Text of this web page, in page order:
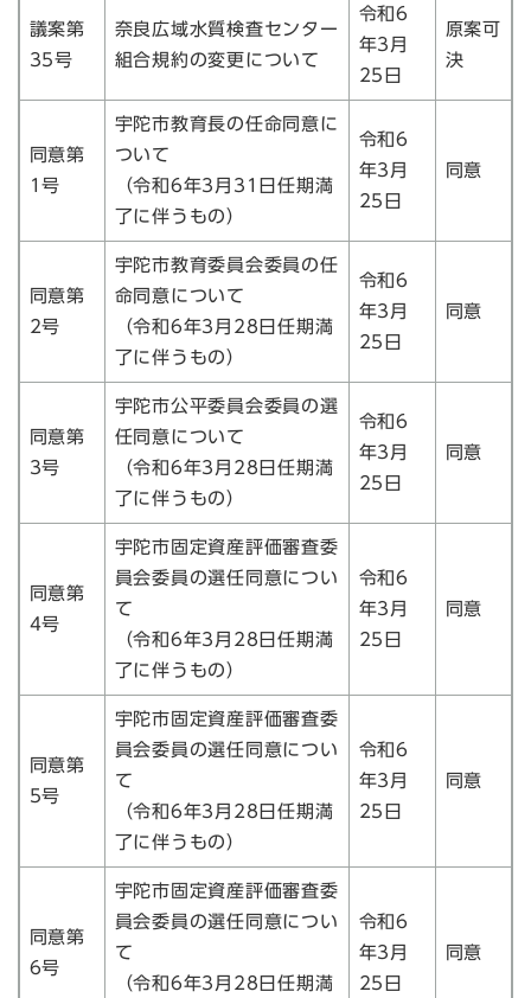
議案第
35号
奈良広域水質検査センター
組合規約の変更について
令和6
年3月
25日
原案可
決
同意第
1号
宇陀市教育長の任命同意に
ついて
（令和6年3月31日任期満
了に伴うもの）
令和6
年3月
25日
同意
同意第
2号
宇陀市教育委員会委員の任
命同意について
（令和6年3月28日任期満
了に伴うもの）
令和6
年3月
25日
同意
同意第
3号
宇陀市公平委員会委員の選
任同意について
（令和6年3月28日任期満
了に伴うもの）
令和6
年3月
25日
同意
同意第
4号
宇陀市固定資産評価審査委
員会委員の選任同意につい
て
（令和6年3月28日任期満
了に伴うもの）
令和6
年3月
25日
同意
同意第
5号
宇陀市固定資産評価審査委
員会委員の選任同意につい
て
（令和6年3月28日任期満
了に伴うもの）
令和6
年3月
25日
同意
同意第
6号
宇陀市固定資産評価審査委
員会委員の選任同意につい
て
（令和6年3月28日任期満
令和6
年3月
25日
同意